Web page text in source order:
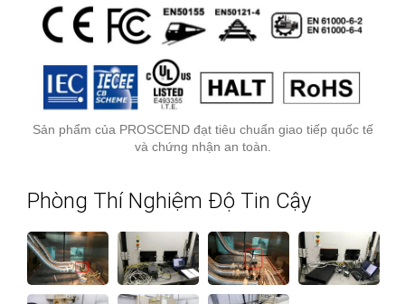
Sản phẩm của PROSCEND đạt tiêu chuẩn giao tiếp quốc tế
và chứng nhận an toàn.
Phòng Thí Nghiệm Độ Tin Cậy